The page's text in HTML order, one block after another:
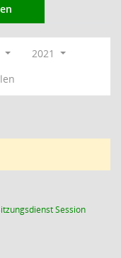
2021
Session(Wird in